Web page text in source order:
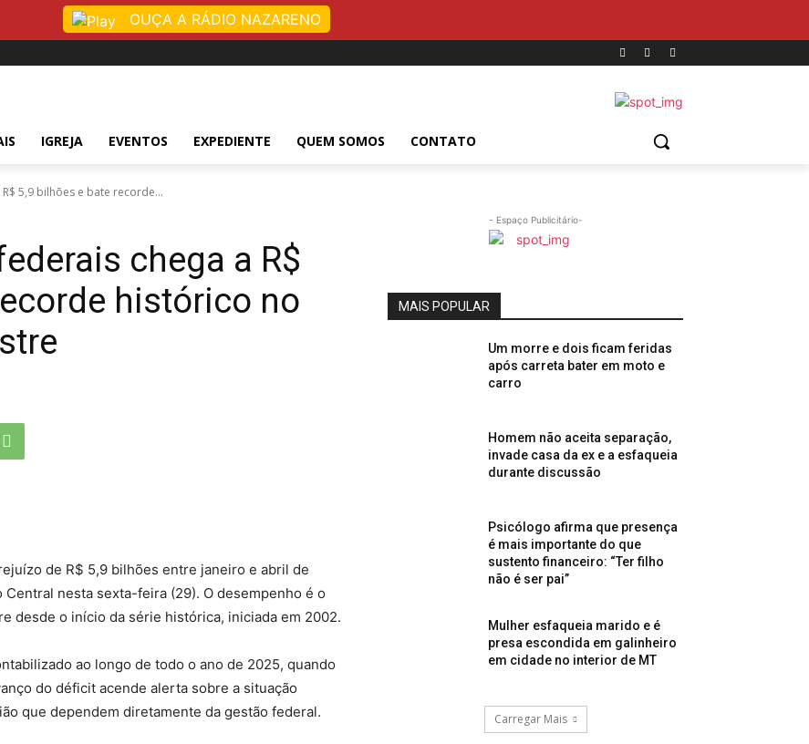
IGREJA EVENTOS EXPEDIENTE QUEM SOMOS CONTATO
5,9 bilhões e bate recorde...
chega a R$
histórico no
de R$ 5,9 bilhões entre janeiro e abril de
nesta sexta-feira (29). O desempenho é o
desde o início da série histórica, iniciada em 2002.
ao longo de todo o ano de 2025, quando
do déficit acende alerta sobre a situação
que dependem diretamente da gestão federal.
- Espaço Publicitário-
MAIS POPULAR
Um morre e dois ficam feridas
após carreta bater em moto e
carro
Homem não aceita separação,
invade casa da ex e a esfaqueia
durante discussão
Psicólogo afirma que presença
é mais importante do que
sustento financeiro: “Ter filho
não é ser pai”
Mulher esfaqueia marido e é
presa escondida em galinheiro
em cidade no interior de MT
Carregar Mais
OUÇA A RÁDIO NAZARENO